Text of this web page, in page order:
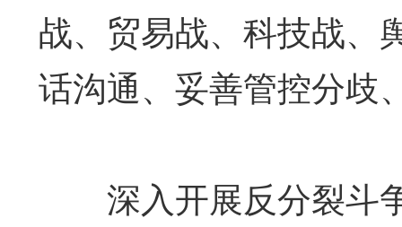
战、贸易战、科技战、
话沟通、妥善管控分歧
深入开展反分裂斗争